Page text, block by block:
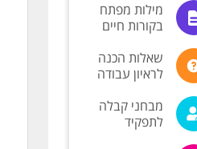
מילות מפתח
בקורות חיים
שאלות הכנה
לראיון עבודה
מבחני קבלה
לתפקיד